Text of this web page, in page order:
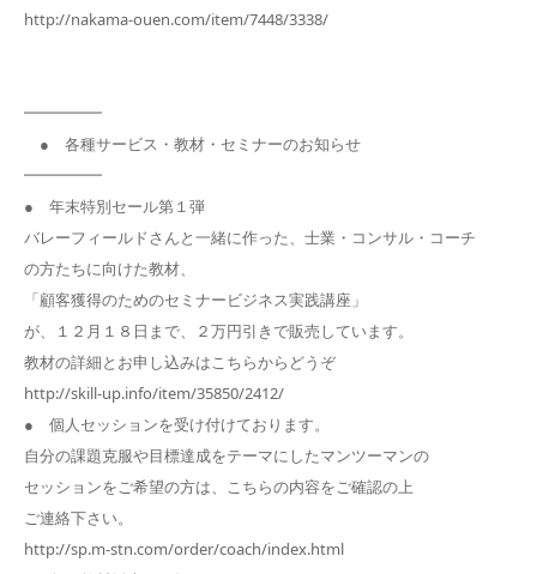
http://nakama-ouen.com/item/7448/3338/
━━━━━
● 各種サービス・教材・セミナーのお知らせ
━━━━━
● 年末特別セール第１弾
バレーフィールドさんと一緒に作った、士業・コンサル・コーチ
の方たちに向けた教材、
「顧客獲得のためのセミナービジネス実践講座」
が、１２月１８日まで、２万円引きで販売しています。
教材の詳細とお申し込みはこちらからどうぞ
http://skill-up.info/item/35850/2412/
● 個人セッションを受け付けております。
自分の課題克服や目標達成をテーマにしたマンツーマンの
セッションをご希望の方は、こちらの内容をご確認の上
ご連絡下さい。
http://sp.m-stn.com/order/coach/index.html